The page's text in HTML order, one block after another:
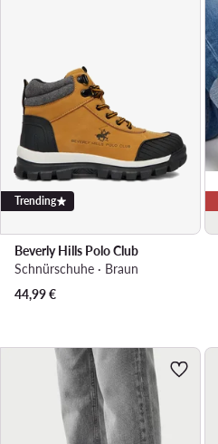
Trending
Beverly Hills Polo Club
Schnürschuhe · Braun
44,99€